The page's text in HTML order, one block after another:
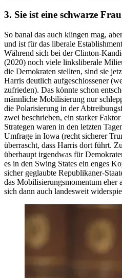
3. Sie ist eine schwarze
So banal das auch klingen mag,
und ist für das liberale
Während sich bei der Clinton-
(2020) noch viele linksliberale
die Demokraten stellten, sind sie
Harris deutlich aufgeschlossener
zufrieden). Das könnte schon
männliche Mobilisierung nur
die Polarisierung in der
zwei beschrieben, ein starker
Strategen waren in den letzten
Umfrage in Iowa (recht sicherer
überrascht, dass Harris dort führt.
überhaupt irgendwas für
es in den Swing States ein enges
sicher geglaubte Republikaner-
das Mobilisierungsmomentum eher
sich dann auch landesweit